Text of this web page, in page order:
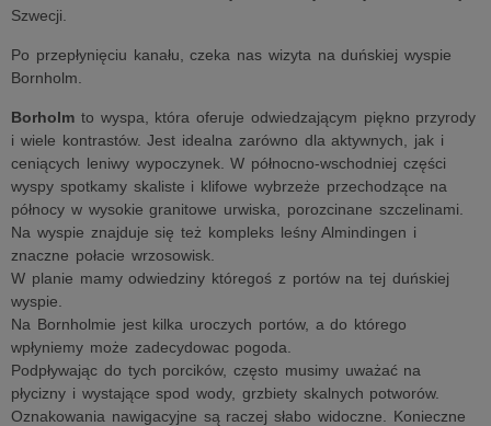
Szwecji.
Po przepłynięciu kanału, czeka nas wizyta na duńskiej wyspie
Bornholm.
Borholm to wyspa, która oferuje odwiedzającym piękno przyrody
i wiele kontrastów. Jest idealna zarówno dla aktywnych, jak i
ceniących leniwy wypoczynek. W północno-wschodniej części
wyspy spotkamy skaliste i klifowe wybrzeże przechodzące na
północy w wysokie granitowe urwiska, porozcinane szczelinami.
Na wyspie znajduje się też kompleks leśny Almindingen i
znaczne połacie wrzosowisk.
W planie mamy odwiedziny któregoś z portów na tej duńskiej
wyspie.
Na Bornholmie jest kilka uroczych portów, a do którego
wpłyniemy może zadecydowac pogoda.
Podpływając do tych porcików, często musimy uważać na
płycizny i wystające spod wody, grzbiety skalnych potworów.
Oznakowania nawigacyjne są raczej słabo widoczne. Konieczne